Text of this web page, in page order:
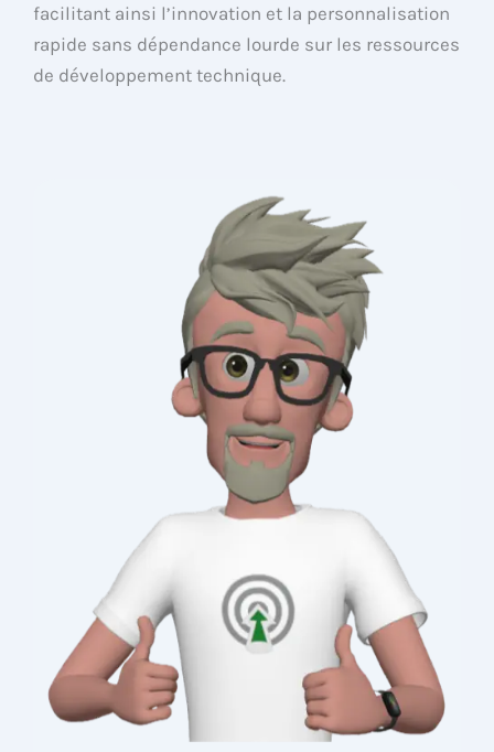
facilitant ainsi l’innovation et la personnalisation
rapide sans dépendance lourde sur les ressources
de développement technique.